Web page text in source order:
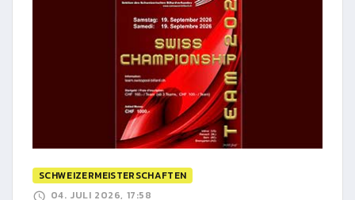
SCHWEIZERMEISTERSCHAFTEN
04. JULI 2026, 17:58